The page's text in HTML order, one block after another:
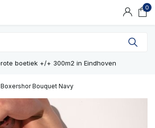
0
boetiek +/+ 300m2 in Eindhoven
Boxershor Bouquet Navy